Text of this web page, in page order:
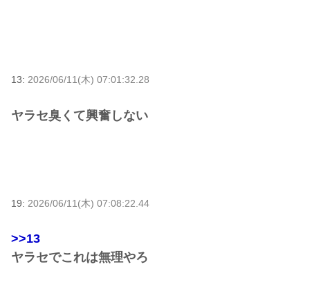
13: 2026/06/11(木) 07:01:32.28
ヤラセ臭くて興奮しない
19: 2026/06/11(木) 07:08:22.44
>>13
ヤラセでこれは無理やろ